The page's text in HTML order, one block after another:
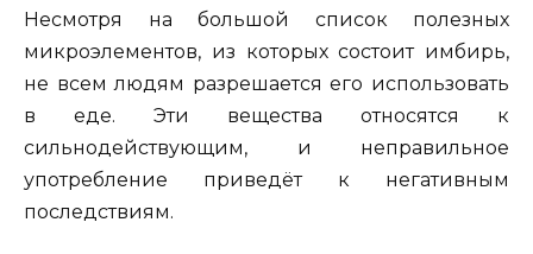
Несмотря на большой список полезных
микроэлементов, из которых состоит имбирь,
не всем людям разрешается его использовать
в еде. Эти вещества относятся к
сильнодействующим, и неправильное
употребление приведёт к негативным
последствиям.